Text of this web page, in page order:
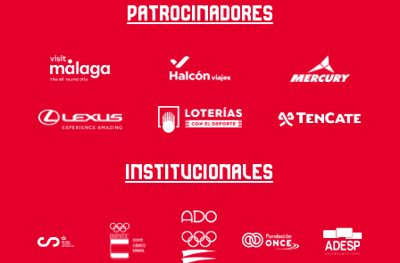
Patrocinadores
Institucionales